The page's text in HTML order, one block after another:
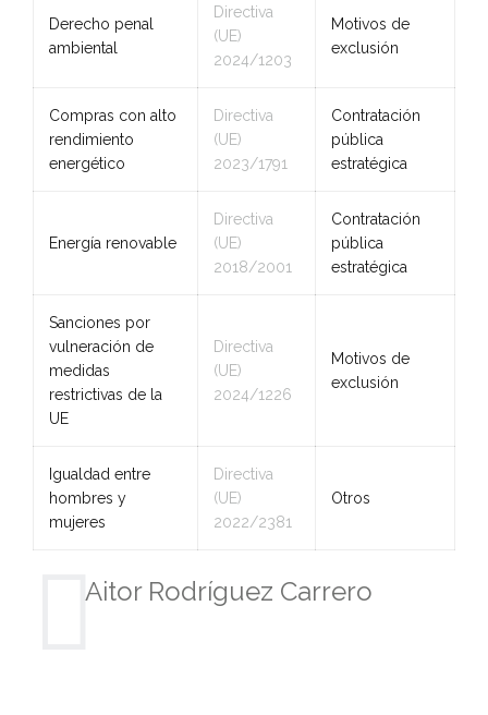
Derecho penal
ambiental
Directiva
(UE)
2024/1203
Motivos de
exclusión
Compras con alto
rendimiento
energético
Directiva
(UE)
2023/1791
Contratación
pública
estratégica
Energía renovable
Directiva
(UE)
2018/2001
Contratación
pública
estratégica
Sanciones por
vulneración de
medidas
restrictivas de la
UE
Directiva
(UE)
2024/1226
Motivos de
exclusión
Igualdad entre
hombres y
mujeres
Directiva
(UE)
2022/2381
Otros
Aitor Rodríguez Carrero